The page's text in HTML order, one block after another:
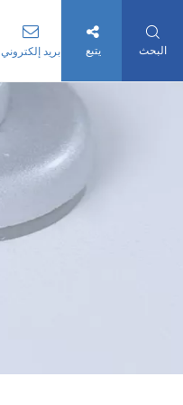
بريد إلكتروني يتبع البحث